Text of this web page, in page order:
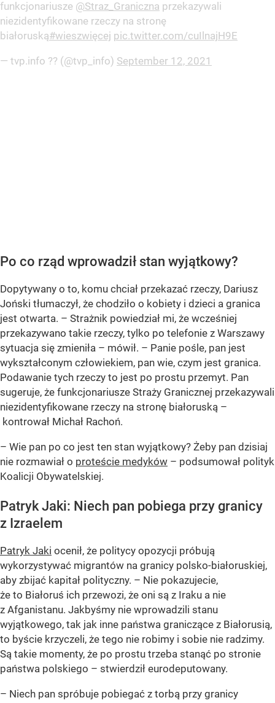
funkcjonariusze @Straz_Graniczna przekazywali
niezidentyfikowane rzeczy na stronę
białoruską#wieszwięcej pic.twitter.com/cuIlnajH9E
— tvp.info ?? (@tvp_info) September 12, 2021
Po co rząd wprowadził stan wyjątkowy?
Dopytywany o to, komu chciał przekazać rzeczy, Dariusz
Joński tłumaczył, że chodziło o kobiety i dzieci a granica
jest otwarta. – Strażnik powiedział mi, że wcześniej
przekazywano takie rzeczy, tylko po telefonie z Warszawy
sytuacja się zmieniła – mówił. – Panie pośle, pan jest
wykształconym człowiekiem, pan wie, czym jest granica.
Podawanie tych rzeczy to jest po prostu przemyt. Pan
sugeruje, że funkcjonariusze Straży Granicznej przekazywali
niezidentyfikowane rzeczy na stronę białoruską –
kontrował Michał Rachoń.
– Wie pan po co jest ten stan wyjątkowy? Żeby pan dzisiaj
nie rozmawiał o proteście medyków – podsumował polityk
Koalicji Obywatelskiej.
Patryk Jaki: Niech pan pobiega przy granicy
z Izraelem
Patryk Jaki ocenił, że politycy opozycji próbują
wykorzystywać migrantów na granicy polsko-białoruskiej,
aby zbijać kapitał polityczny. – Nie pokazujecie,
że to Białoruś ich przewozi, że oni są z Iraku a nie
z Afganistanu. Jakbyśmy nie wprowadzili stanu
wyjątkowego, tak jak inne państwa graniczące z Białorusią,
to byście krzyczeli, że tego nie robimy i sobie nie radzimy.
Są takie momenty, że po prostu trzeba stanąć po stronie
państwa polskiego – stwierdził eurodeputowany.
– Niech pan spróbuje pobiegać z torbą przy granicy